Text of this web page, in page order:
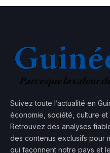
Suivez toute l’actualité en
économie, société, culture et
Retrouvez des analyses
des contenus exclusifs pour
qui façonnent notre pays et